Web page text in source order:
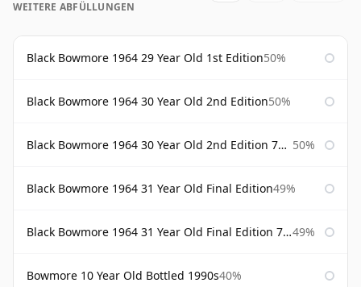
WEITERE ABFÜLLUNGEN
Black Bowmore 1964 29 Year Old 1st Edition50%
Black Bowmore 1964 30 Year Old 2nd Edition50%
Black Bowmore 1964 30 Year Old 2nd Edition 75cl 50%
Black Bowmore 1964 31 Year Old Final Edition49%
Black Bowmore 1964 31 Year Old Final Edition 75cl 49%
Bowmore 10 Year Old Bottled 1990s40%